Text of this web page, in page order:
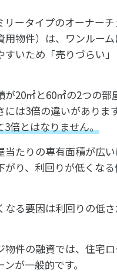
リータイプのオーナー
用物件）は、ワンルー
すいため「売りづらい
が20㎡と60㎡の2つの部
は3倍の違いがありま
3倍とはなりません。
当たりの専有面積が広
がり、利回りが低くな
なる要因は利回りの低
物件の融資では、住宅
が一般的です。